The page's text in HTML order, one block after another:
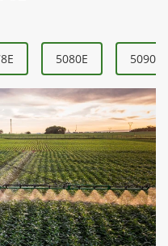
5080E 5090E